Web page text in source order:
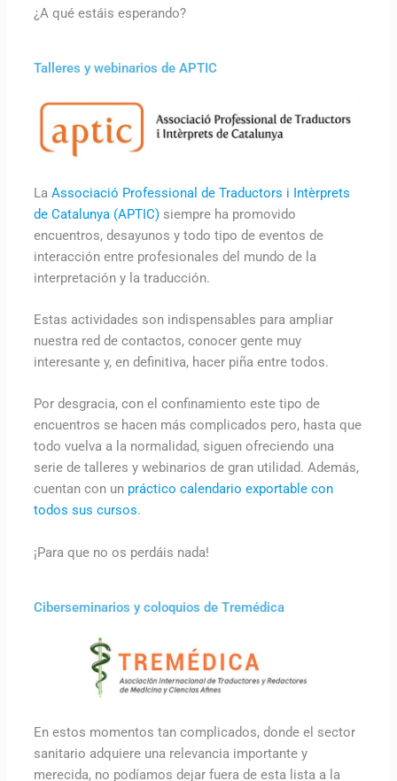
¿A qué estáis esperando?
Talleres y webinarios de APTIC
La Associació Professional de Traductors i Intèrprets
de Catalunya (APTIC)siempre ha promovido
encuentros, desayunos y todo tipo de eventos de
interacción entre profesionales del mundo de la
interpretación y la traducción.
Estas actividades son indispensables para ampliar
nuestra red de contactos, conocer gente muy
interesante y, en definitiva, hacer piña entre todos.
Por desgracia, con el confinamiento este tipo de
encuentros se hacen más complicados pero, hasta que
todo vuelva a la normalidad, siguen ofreciendo una
serie de talleres y webinarios de gran utilidad. Además,
cuentan con un práctico calendario exportable con
todos sus cursos.
¡Para que no os perdáis nada!
Ciberseminarios y coloquios de Tremédica
En estos momentos tan complicados, donde el sector
sanitario adquiere una relevancia importante y
merecida, no podíamos dejar fuera de esta lista a la